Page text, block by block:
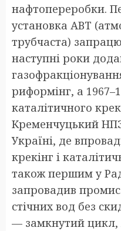
нафтопереробки.
установка АВТ
трубчаста)
наступні роки
риформінг, а
каталітичного
Кременчуцький
Україні, де
крекінг і
також першим у
запровадив
стічних вод без
— замкнутий цикл,